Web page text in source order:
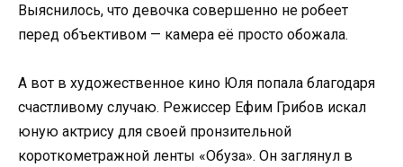
Выяснилось, что девочка совершенно не робеет
перед объективом — камера её просто обожала.
А вот в художественное кино Юля попала благодаря
счастливому случаю. Режиссер Ефим Грибов искал
юную актрису для своей пронзительной
короткометражной ленты «Обуза». Он заглянул в